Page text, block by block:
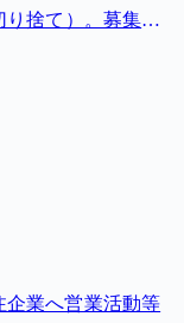
り捨て）。募集締
加工業者に限られ
企業へ営業活動等